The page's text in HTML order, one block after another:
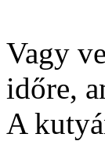
Vagy
időre,
A